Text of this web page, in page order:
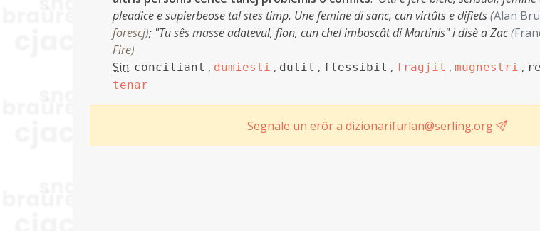
pleadice e supierbeose tal stes timp. Une femine di sanc, cun virtûts e difiets(Alan
forescj); "Tu sês masse adatevul, fion, cun chel imboscât di Martinis" i disè a Zac(
Fire)
Sin. conciliant , dumiesti , dutil , flessibil , fragjil , mugnestri ,
tenar
Segnale un erôr a dizionarifurlan@serling.org